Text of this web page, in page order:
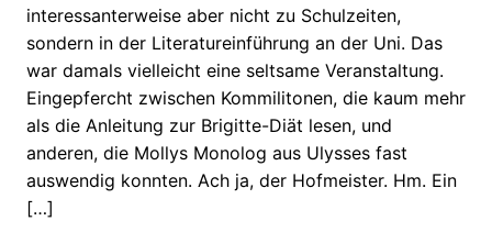
interessanterweise aber nicht zu Schulzeiten,
sondern in der Literatureinführung an der Uni. Das
war damals vielleicht eine seltsame Veranstaltung.
Eingepfercht zwischen Kommilitonen, die kaum mehr
als die Anleitung zur Brigitte-Diät lesen, und
anderen, die Mollys Monolog aus Ulysses fast
auswendig konnten. Ach ja, der Hofmeister. Hm. Ein
[…]